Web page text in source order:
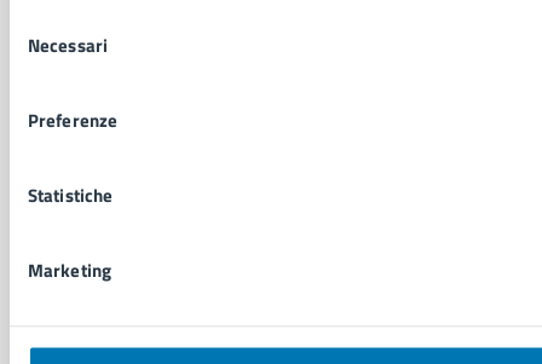
delNecessari
Preferenze
Statistiche
Marketing
Comunicati stampa della Giunta Comunale
Luoghi